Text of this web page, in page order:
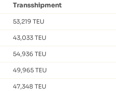
Transshipment
53,219 TEU
43,033 TEU
54,936 TEU
49,965 TEU
47,348 TEU